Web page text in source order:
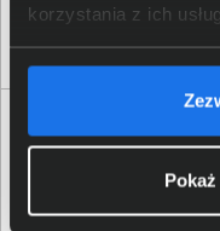
korzystania z ich usług.
Włóż do torby
Opinie o produkcie